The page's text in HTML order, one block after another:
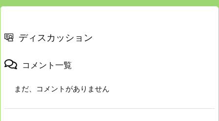
ディスカッション
コメント一覧
まだ、コメントがありません